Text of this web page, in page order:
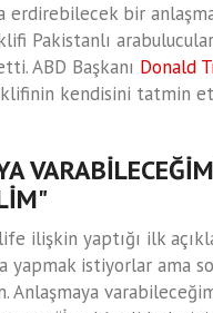
erdirebilecek bir
Pakistanlı arabulucular
ABD Başkanı Donald
kendisini tatmin
ilişkin yaptığı ilk
yapmak istiyorlar ama
Anlaşmaya